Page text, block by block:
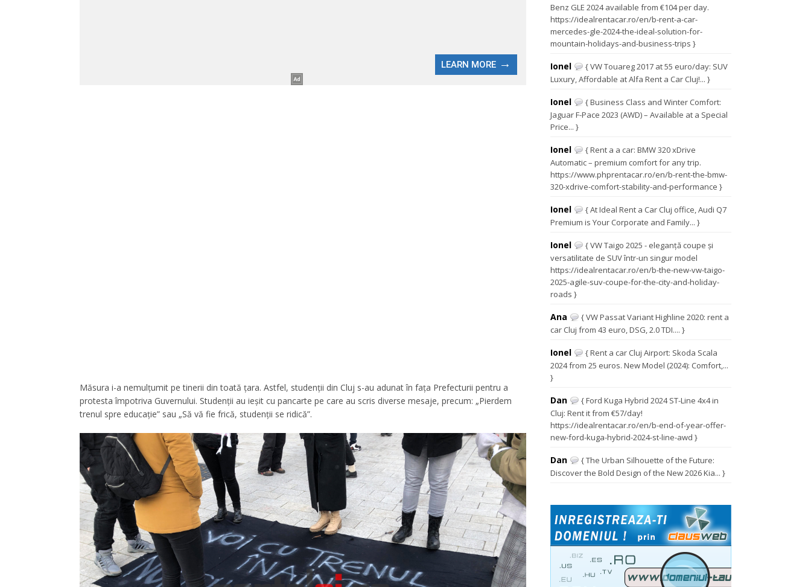
Măsura i-a nemulțumit pe tinerii din toată țara. Astfel, studenții din Cluj s-au adunat în fața Prefecturii pentru a
protesta împotriva Guvernului. Studenții au ieșit cu pancarte pe care au scris diverse mesaje, precum: „Pierdem
trenul spre educație” sau „Să vă fie frică, studenții se ridică”.
Benz GLE 2024 available from €104 per day.
https://idealrentacar.ro/en/b-rent-a-car-
mercedes-gle-2024-the-ideal-solution-for-
mountain-holidays-and-business-trips }
Ionel
{ VW Touareg 2017 at 55 euro/day: SUV
Luxury, Affordable at Alfa Rent a Car Cluj!... }
Ionel
{ Business Class and Winter Comfort:
Jaguar F-Pace 2023 (AWD) – Available at a Special
Price... }
Ionel
{ Rent a a car: BMW 320 xDrive
Automatic – premium comfort for any trip.
https://www.phprentacar.ro/en/b-rent-the-bmw-
320-xdrive-comfort-stability-and-performance }
Ionel
{ At Ideal Rent a Car Cluj office, Audi Q7
Premium is Your Corporate and Family... }
Ionel
{ VW Taigo 2025 - eleganță coupe și
versatilitate de SUV într-un singur model
https://idealrentacar.ro/en/b-the-new-vw-taigo-
2025-agile-suv-coupe-for-the-city-and-holiday-
roads }
Ana
{ VW Passat Variant Highline 2020: rent a
car Cluj from 43 euro, DSG, 2.0 TDI.... }
Ionel
{ Rent a car Cluj Airport: Skoda Scala
2024 from 25 euros. New Model (2024): Comfort,...
}
Dan
{ Ford Kuga Hybrid 2024 ST-Line 4x4 in
Cluj: Rent it from €57/day!
https://idealrentacar.ro/en/b-end-of-year-offer-
new-ford-kuga-hybrid-2024-st-line-awd }
Dan
{ The Urban Silhouette of the Future:
Discover the Bold Design of the New 2026 Kia... }